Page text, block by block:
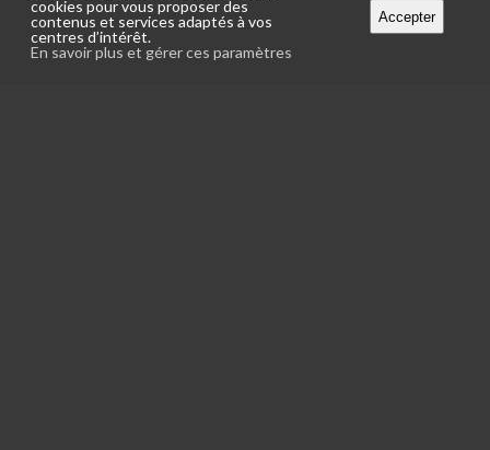
cookies pour vous proposer des
contenus et services adaptés à vos
centres d’intérêt.
En savoir plus et gérer ces paramètres
Accepter